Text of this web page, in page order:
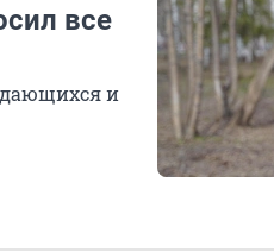
все
и